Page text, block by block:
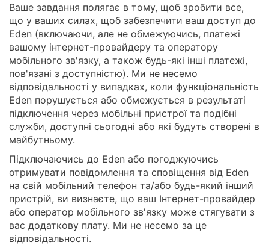
Ваше завдання полягає в тому, щоб зробити все,
що у ваших силах, щоб забезпечити ваш доступ до
Eden (включаючи, але не обмежуючись, платежі
вашому інтернет-провайдеру та оператору
мобільного зв'язку, а також будь-які інші платежі,
пов'язані з доступністю). Ми не несемо
відповідальності у випадках, коли функціональність
Eden порушується або обмежується в результаті
підключення через мобільні пристрої та подібні
служби, доступні сьогодні або які будуть створені в
майбутньому.
Підключаючись до Eden або погоджуючись
отримувати повідомлення та сповіщення від Eden
на свій мобільний телефон та/або будь-який інший
пристрій, ви визнаєте, що ваш Інтернет-провайдер
або оператор мобільного зв'язку може стягувати з
вас додаткову плату. Ми не несемо за це
відповідальності.